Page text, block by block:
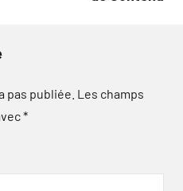
pas publiée. Les champs
*